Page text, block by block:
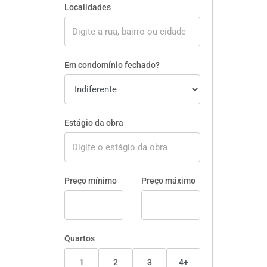
Localidades
Em condomínio fechado?
Estágio da obra
Preço mínimo Preço máximo
Quartos
1 2 3 4+